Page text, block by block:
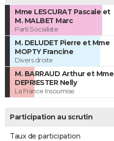
Mme LESCURAT Pascale et
M. MALBET Marc
Parti Socialiste
M. DELUDET Pierre et Mme
MOPTY Francine
Divers droite
M. BARRAUD Arthur et Mme
DEPRIESTER Nelly
La France Insoumise
Participation au scrutin
Taux de participation